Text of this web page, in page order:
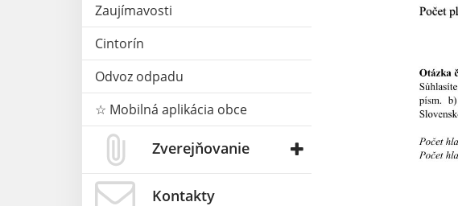
Zaujímavosti
Cintorín
Odvoz odpadu
☆ Mobilná aplikácia obce
Zverejňovanie
Kontakty